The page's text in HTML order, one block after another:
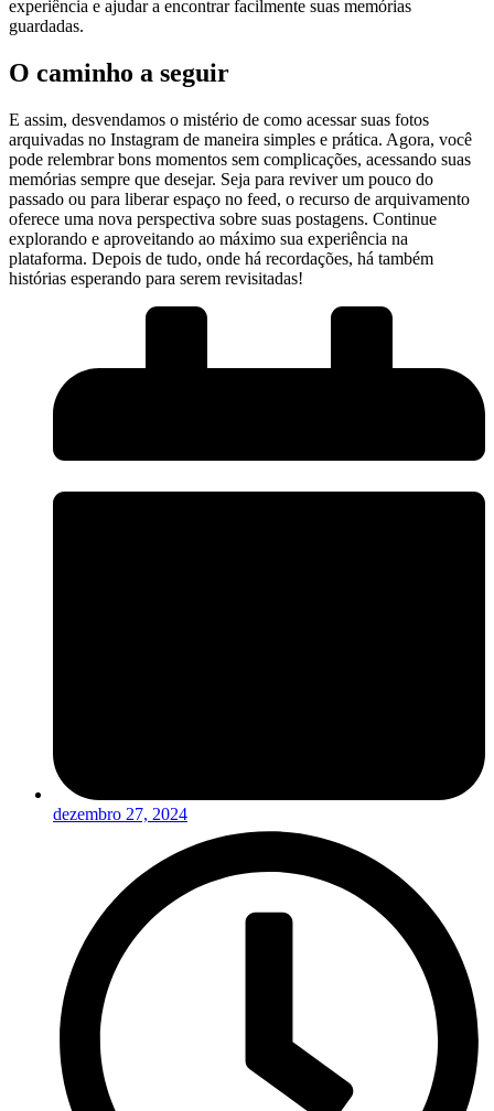
experiência‍ e⁢ ajudar⁢ a⁣ encontrar⁢ facilmente suas‌ memórias
guardadas. ⁢
O caminho a seguir
E⁣ assim, desvendamos‍ o mistério de como​ acessar suas⁢ fotos
arquivadas no ⁤Instagram ​de maneira ‍simples e prática. Agora, você
pode relembrar bons momentos sem complicações,​ acessando suas
⁣memórias⁢ sempre que desejar. Seja para reviver um pouco⁢ do
passado ou para liberar espaço no feed, ‌o recurso de arquivamento
oferece uma⁣ nova perspectiva sobre suas postagens.‍ Continue⁣
explorando⁣ e ​aproveitando ⁤ao máximo⁤ sua experiência ⁢na
plataforma. Depois de tudo,‌ onde há recordações, há também⁣
histórias esperando para serem revisitadas!
dezembro 27, 2024